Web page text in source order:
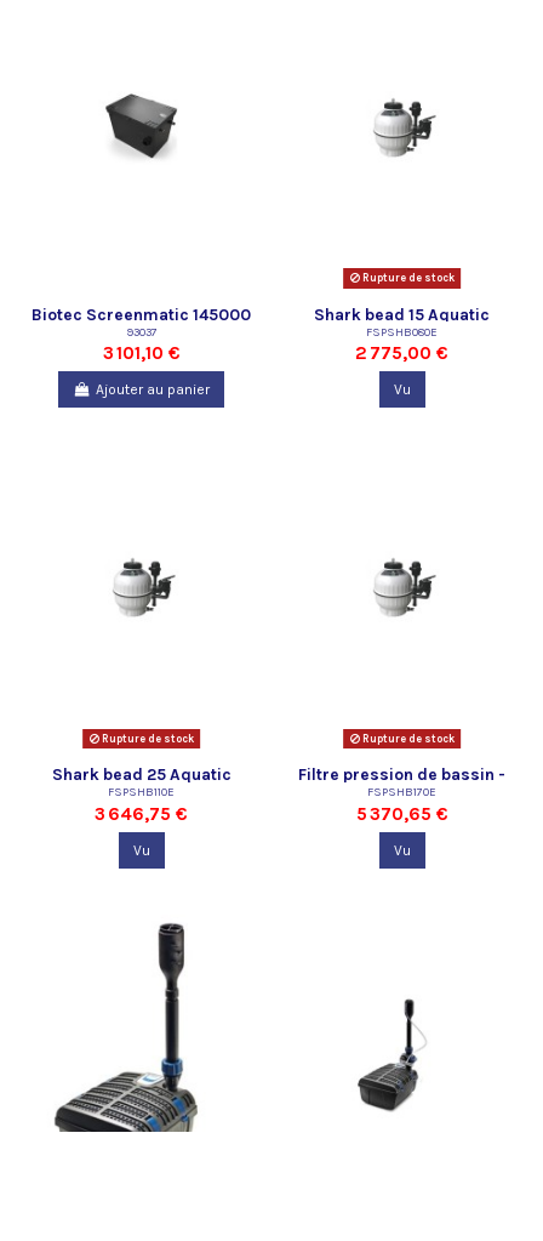
Biotec Screenmatic 145000
93037
3 101,10 €
Ajouter au panier
Rupture de stock
Shark bead 15 Aquatic
Science
FSPSHB080E
2 775,00 €
Vu
Rupture de stock
Shark bead 25 Aquatic
Science
FSPSHB110E
3 646,75 €
Vu
Rupture de stock
Filtre pression de bassin -
Shark bead 35 Aquatic
Science
FSPSHB170E
5 370,65 €
Vu